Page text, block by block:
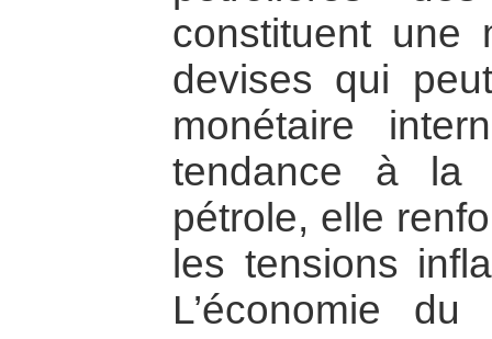
constituent une
devises qui
monétaire
tendance à la
pétrole, elle
les tensions
L’économie